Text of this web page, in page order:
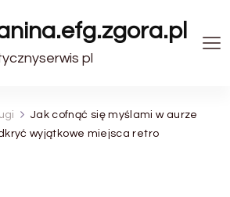
pl
Jak cofnąć się myślami w aurze
wyjątkowe miejsca retro